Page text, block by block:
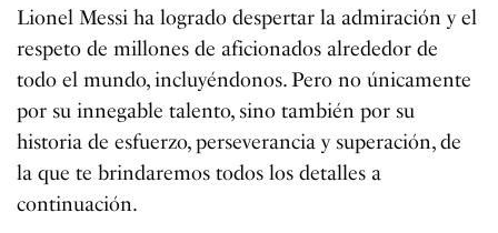
Lionel Messi ha logrado despertar la admiración y el
respeto de millones de aficionados alrededor de
todo el mundo, incluyéndonos. Pero no únicamente
por su innegable talento, sino también por su
historia de esfuerzo, perseverancia y superación, de
la que te brindaremos todos los detalles a
continuación.